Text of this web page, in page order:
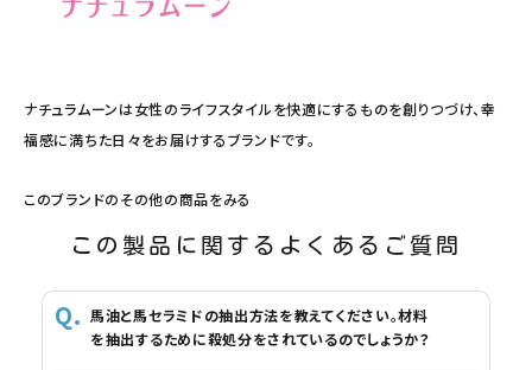
ナチュラムーンは女性のライフスタイルを快適にするものを創りつづけ、幸
福感に満ちた日々をお届けするブランドです。
このブランドのその他の商品をみる
この製品に関するよくあるご質問
馬油と馬セラミドの抽出方法を教えてください。材料
を抽出するために殺処分をされているのでしょうか？